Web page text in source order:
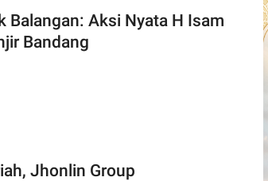
Balangan: Aksi Nyata H Isam
Bandang
Jhonlin Group